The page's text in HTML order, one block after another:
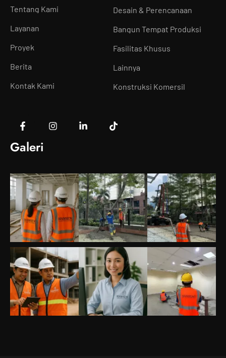
Tentang Kami
Layanan
Proyek
Berita
Kontak Kami
Desain & Perencanaan
Bangun Tempat Produksi
Fasilitas Khusus
Lainnya
Konstruksi Komersil
Galeri